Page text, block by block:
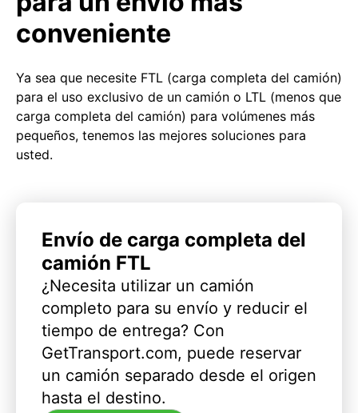
conveniente
Ya sea que necesite FTL (carga completa del camión)
para el uso exclusivo de un camión o LTL (menos que
carga completa del camión) para volúmenes más
pequeños, tenemos las mejores soluciones para
usted.
Envío de carga completa del
camión FTL
¿Necesita utilizar un camión
completo para su envío y reducir el
tiempo de entrega? Con
GetTransport.com, puede reservar
un camión separado desde el origen
hasta el destino.